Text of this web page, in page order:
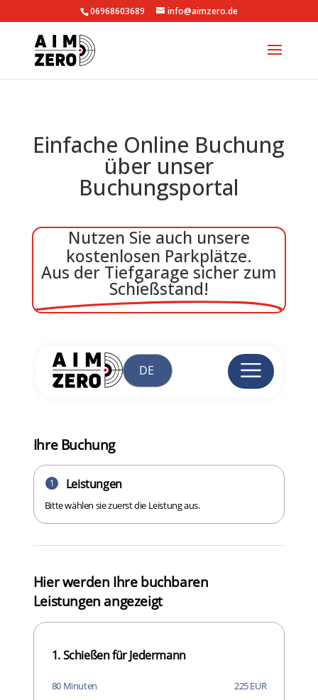
06968603689 info@aimzero.de
Einfache Online Buchung
über unser
Buchungsportal
Nutzen Sie auch unsere
kostenlosen Parkplätze.
Aus der Tiefgarage sicher zum
Schießstand!